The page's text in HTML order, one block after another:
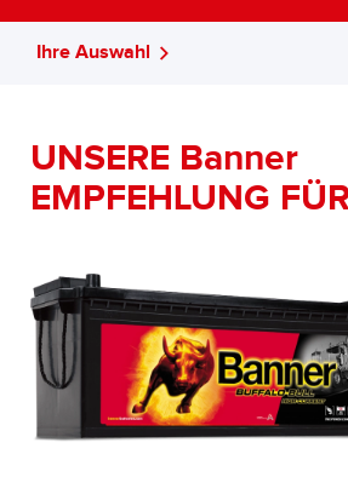
Ihre Auswahl
UNSERE Banner
EMPFEHLUNG